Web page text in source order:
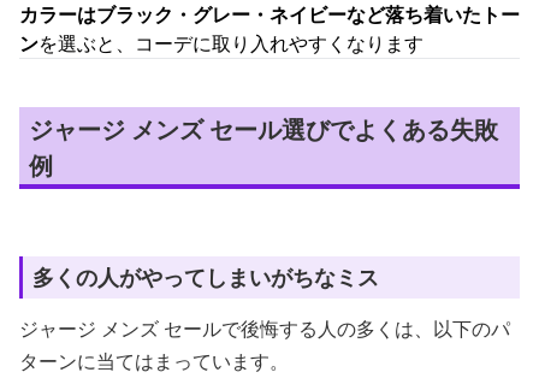
カラーはブラック・グレー・ネイビーなど落ち着いたトー
ンを選ぶと、コーデに取り入れやすくなります
ジャージ メンズ セール選びでよくある失敗
例
多くの人がやってしまいがちなミス
ジャージ メンズ セールで後悔する人の多くは、以下のパ
ターンに当てはまっています。